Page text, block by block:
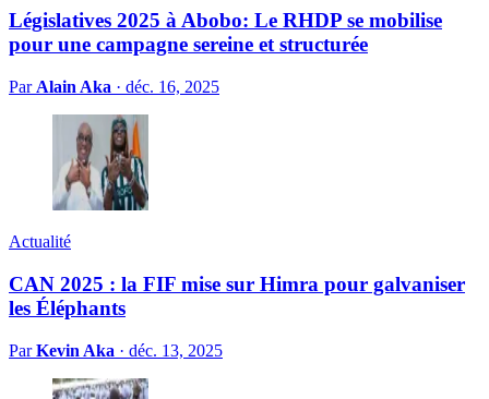
Législatives 2025 à Abobo: Le RHDP se mobilise
pour une campagne sereine et structurée
Par Alain Aka · déc. 16, 2025
Actualité
CAN 2025 : la FIF mise sur Himra pour galvaniser
les Éléphants
ParKevin Aka · déc. 13, 2025